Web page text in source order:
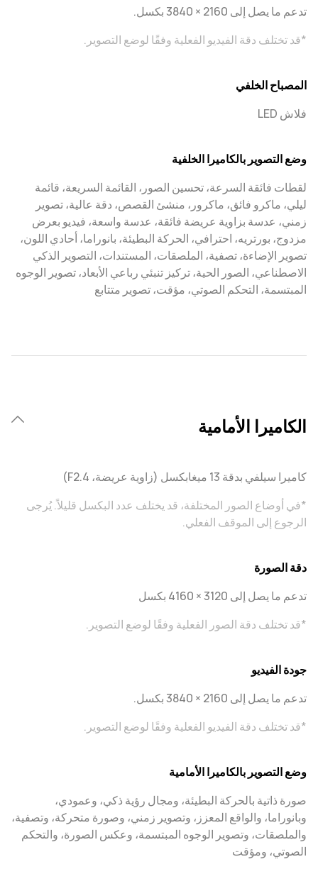
تدعم ما يصل إلى 2160 × 3840 بكسل.
*قد تختلف دقة الفيديو الفعلية وفقًا لوضع التصوير.
المصباح الخلفي
فلاش LED
وضع التصوير بالكاميرا الخلفية
لقطات فائقة السرعة، تحسين الصور، القائمة السريعة، قائمة
ليلي، ماكرو فائق، ماكرور، منشئ القصص، دقة عالية، تصوير
زمني، عدسة بزاوية عريضة فائقة، عدسة واسعة، فيديو بعرض
مزدوج، بورتريه، احترافي، الحركة البطيئة، بانوراما، أحادي اللون،
تصوير الإضاءة، تصفية، الملصقات، المستندات، التصوير الذكي
الاصطناعي، الصور الحية، تركيز تنبئي رباعي الأبعاد، تصوير الوجوه
المبتسمة، التحكم الصوتي، مؤقت، تصوير متتابع
الكاميرا الأمامية
كاميرا سيلفي بدقة 13 ميغابكسل (زاوية عريضة، F2.4)
*في أوضاع الصور المختلفة، قد يختلف عدد البكسل قليلاً. يُرجى
الرجوع إلى الموقف الفعلي.
دقة الصورة
تدعم ما يصل إلى 3120 × 4160 بكسل
*قد تختلف دقة الصور الفعلية وفقًا لوضع التصوير.
جودة الفيديو
تدعم ما يصل إلى 2160 × 3840 بكسل.
*قد تختلف دقة الفيديو الفعلية وفقًا لوضع التصوير.
وضع التصوير بالكاميرا الأمامية
صورة ذاتية بالحركة البطيئة، ومجال رؤية ذكي، وعمودي،
وبانوراما، والواقع المعزز، وتصوير زمني، وصورة متحركة، وتصفية،
والملصقات، وتصوير الوجوه المبتسمة، وعكس الصورة، والتحكم
الصوتي، ومؤقت